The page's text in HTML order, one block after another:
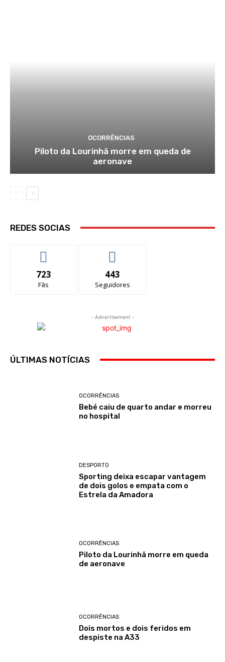
OCORRÊNCIAS
Piloto da Lourinhã morre em queda de
aeronave
REDES SOCIAS
723
Fãs
443
Seguidores
- Advertisement -
ÚLTIMAS NOTÍCIAS
OCORRÊNCIAS
Bebé caiu de quarto andar e morreu
no hospital
DESPORTO
Sporting deixa escapar vantagem
de dois golos e empata com o
Estrela da Amadora
OCORRÊNCIAS
Piloto da Lourinhã morre em queda
de aeronave
OCORRÊNCIAS
Dois mortos e dois feridos em
despiste na A33